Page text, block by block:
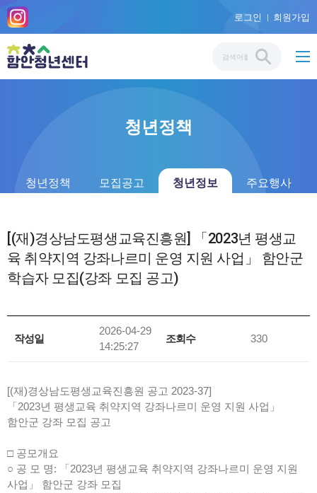
로그인 회원가입
청년정책
청년정책 모집공고 청년정보 주요행사
[(재)경상남도평생교육진흥원] 「2023년 평생교
육 취약지역 강좌나르미 운영 지원 사업」 함안군
학습자 모집(강좌 모집 공고)
작성일
2026-04-29
14:25:27
조회수 330
[(재)경상남도평생교육진흥원 공고 2023-37]
「2023년 평생교육 취약지역 강좌나르미 운영 지원 사업」
함안군 강좌 모집 공고
□ 공모개요
○ 공 모 명: 「2023년 평생교육 취약지역 강좌나르미 운영 지원
사업」 함안군 강좌 모집